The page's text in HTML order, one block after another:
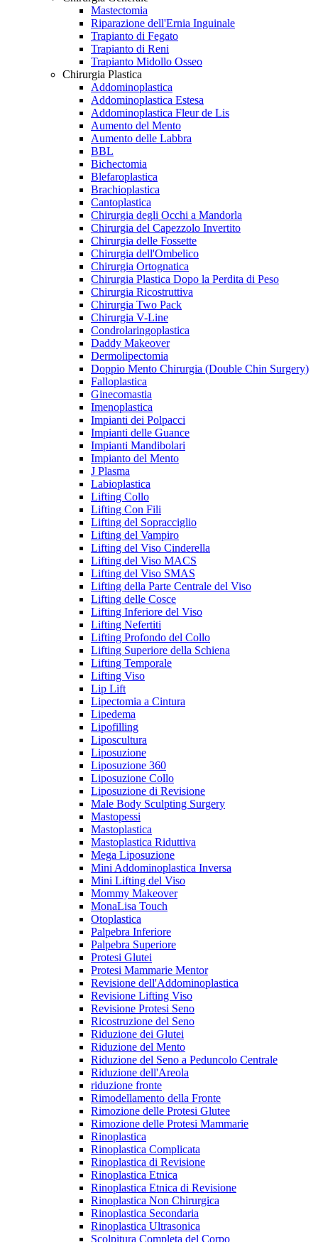
Mastectomia
Riparazione dell'Ernia Inguinale
Trapianto di Fegato
Trapianto di Reni
Trapianto Midollo Osseo
Chirurgia Plastica
Addominoplastica
Addominoplastica Estesa
Addominoplastica Fleur de Lis
Aumento del Mento
Aumento delle Labbra
BBL
Bichectomia
Blefaroplastica
Brachioplastica
Cantoplastica
Chirurgia degli Occhi a Mandorla
Chirurgia del Capezzolo Invertito
Chirurgia delle Fossette
Chirurgia dell'Ombelico
Chirurgia Ortognatica
Chirurgia Plastica Dopo la Perdita di Peso
Chirurgia Ricostruttiva
Chirurgia Two Pack
Chirurgia V-Line
Condrolaringoplastica
Daddy Makeover
Dermolipectomia
Doppio Mento Chirurgia (Double Chin Surgery)
Falloplastica
Ginecomastia
Imenoplastica
Impianti dei Polpacci
Impianti delle Guance
Impianti Mandibolari
Impianto del Mento
J Plasma
Labioplastica
Lifting Collo
Lifting Con Fili
Lifting del Sopracciglio
Lifting del Vampiro
Lifting del Viso Cinderella
Lifting del Viso MACS
Lifting del Viso SMAS
Lifting della Parte Centrale del Viso
Lifting delle Cosce
Lifting Inferiore del Viso
Lifting Nefertiti
Lifting Profondo del Collo
Lifting Superiore della Schiena
Lifting Temporale
Lifting Viso
Lip Lift
Lipectomia a Cintura
Lipedema
Lipofilling
Liposcultura
Liposuzione
Liposuzione 360
Liposuzione Collo
Liposuzione di Revisione
Male Body Sculpting Surgery
Mastopessi
Mastoplastica
Mastoplastica Riduttiva
Mega Liposuzione
Mini Addominoplastica Inversa
Mini Lifting del Viso
Mommy Makeover
MonaLisa Touch
Otoplastica
Palpebra Inferiore
Palpebra Superiore
Protesi Glutei
Protesi Mammarie Mentor
Revisione dell'Addominoplastica
Revisione Lifting Viso
Revisione Protesi Seno
Ricostruzione del Seno
Riduzione dei Glutei
Riduzione del Mento
Riduzione del Seno a Peduncolo Centrale
Riduzione dell'Areola
riduzione fronte
Rimodellamento della Fronte
Rimozione delle Protesi Glutee
Rimozione delle Protesi Mammarie
Rinoplastica
Rinoplastica Complicata
Rinoplastica di Revisione
Rinoplastica Etnica
Rinoplastica Etnica di Revisione
Rinoplastica Non Chirurgica
Rinoplastica Secondaria
Rinoplastica Ultrasonica
Scolpitura Completa del Corpo